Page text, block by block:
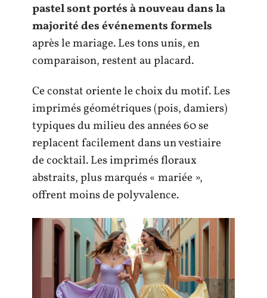
pastel sont portés à nouveau dans la
majorité des événements formels
après le mariage. Les tons unis, en
comparaison, restent au placard.
Ce constat oriente le choix du motif. Les
imprimés géométriques (pois, damiers)
typiques du milieu des années 60 se
replacent facilement dans un vestiaire
de cocktail. Les imprimés floraux
abstraits, plus marqués « mariée »,
offrent moins de polyvalence.